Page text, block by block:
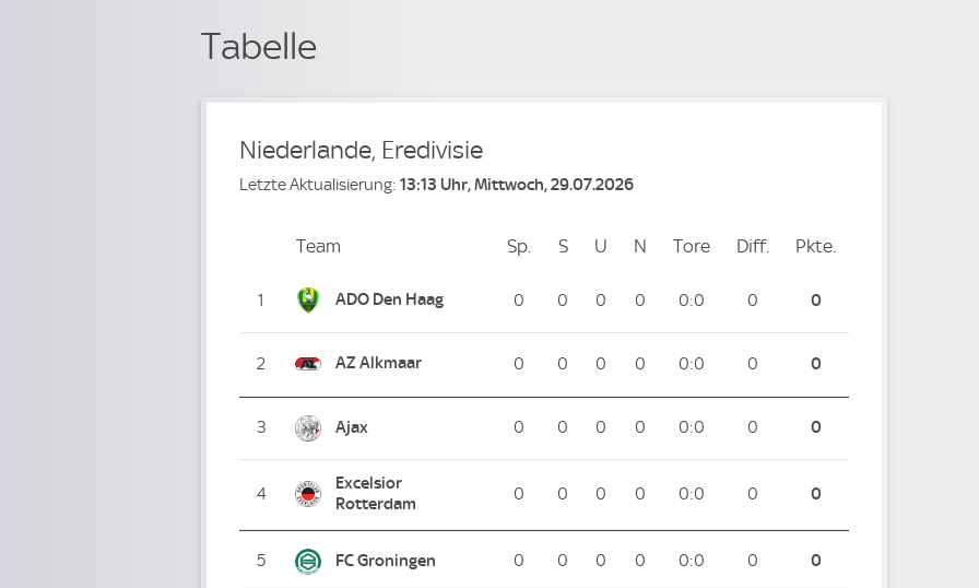
Tabelle
Niederlande, Eredivisie
Letzte Aktualisierung: 13:13 Uhr, Mittwoch, 29.07.2026
PlatzTeam Sp. Spiele
SSiege
U Unentschieden
N Niederlagen
Tore ToreDiff. Differenz
Pkte.
1 ADO Den Haag 0 0 0 0 0:0 0 0
2 AZ Alkmaar 0 0 0 0 0:0 0 0
3 Ajax 0 0 0 0 0:0 0 0
4
Excelsior
Rotterdam
0 0 0 0 0:0 0 0
5 FC Groningen 0 0 0 0 0:0 0 0